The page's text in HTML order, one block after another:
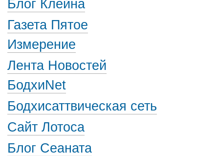
Блог Клейна
Газета Пятое
Измерение
Лента Новостей
БодхиNet
Бодхисаттвическая сеть
Сайт Лотоса
Блог Сеаната